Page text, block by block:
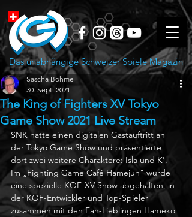
Das unabhängige Schweizer Spiele Magazin
The King of Fighters XV Tokyo
Game Show 2021 Live Stream
Sascha Böhme
30. Sept. 2021
SNK hatte einen digitalen Gastauftritt an
der Tokyo Game Show und präsentierte
dort zwei weitere Charaktere: Isla und K'.
Im „Fighting Game Café Hamejun" wurde
eine spezielle KOF-XV-Show abgehalten, in
der KOF-Entwickler und Top-Spieler
zusammen mit den Fan-Lieblingen Hameko